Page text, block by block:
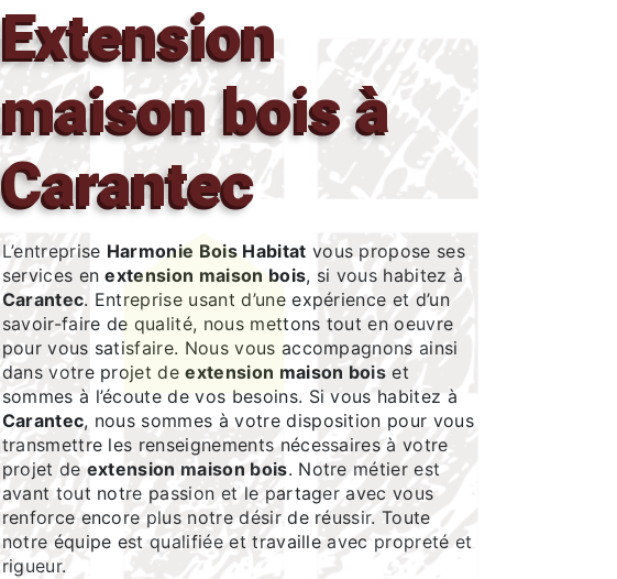
extension
maison bois à
Carantec
L’entreprise Harmonie Bois Habitat vous propose ses
services enextension maison bois, si vous habitez à
Carantec. Entreprise usant d’une expérience et d’un
savoir-faire de qualité, nous mettons tout en oeuvre
pour vous satisfaire. Nous vous accompagnons ainsi
dans votre projet deextension maison bois et
sommes à l’écoute de vos besoins. Si vous habitez à
Carantec, nous sommes à votre disposition pour vous
transmettre les renseignements nécessaires à votre
projet de extension maison bois. Notre métier est
avant tout notre passion et le partager avec vous
renforce encore plus notre désir de réussir. Toute
notre équipe est qualifiée et travaille avec propreté et
rigueur.